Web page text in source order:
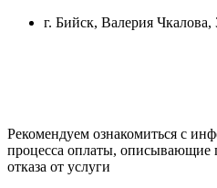
г. Бийск, Валерия Чкалова,
Рекомендуем ознакомиться с
процессa оплаты, описывающие
отказа от услуги